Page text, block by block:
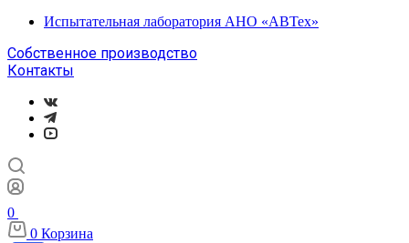
Испытательная лаборатория АНО «АВТех»
Собственное производство
Контакты
0
0 Корзина